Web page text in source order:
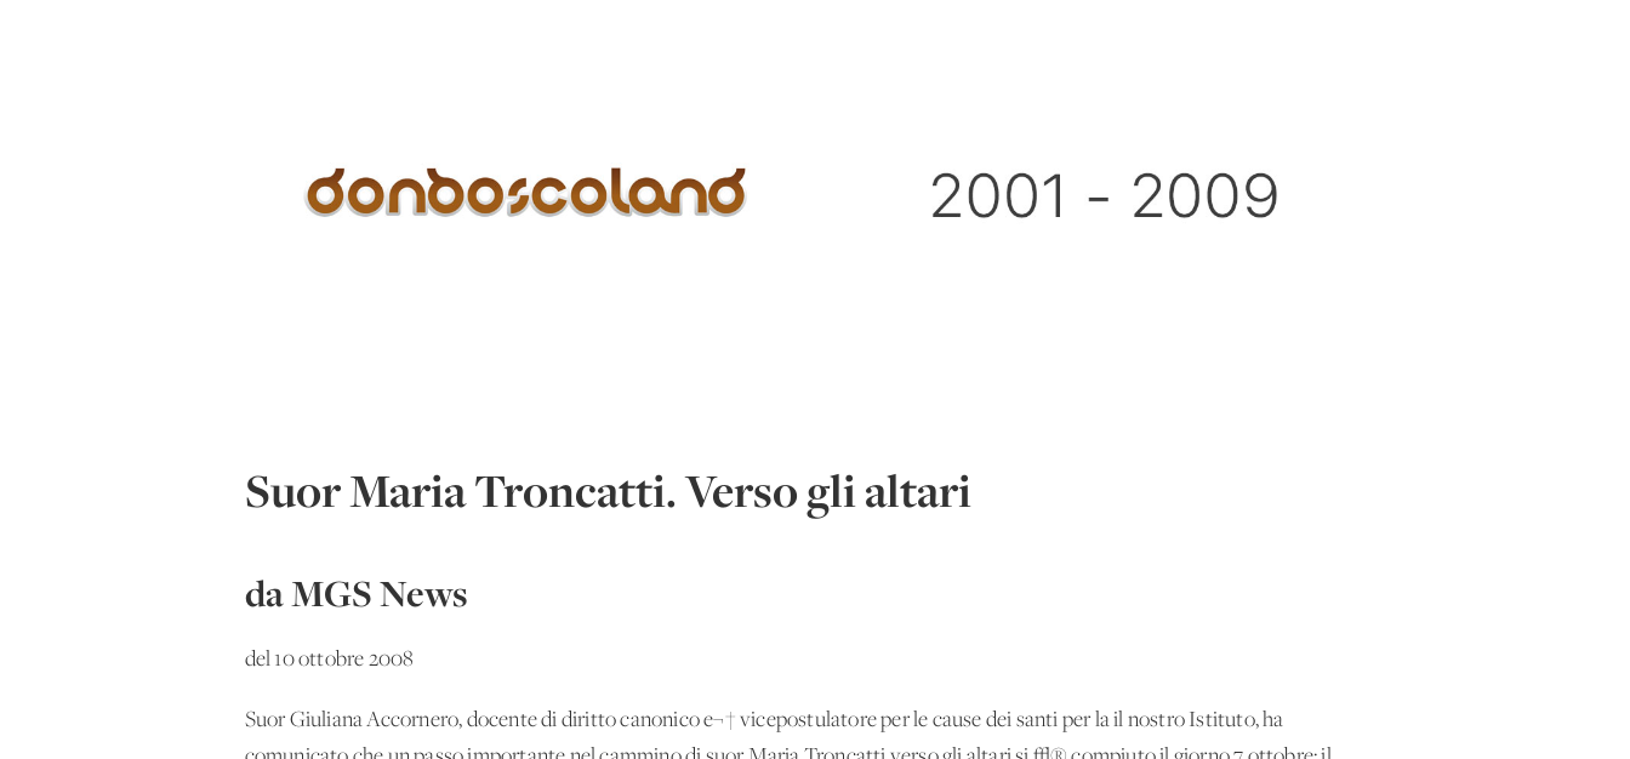
Suor Maria Troncatti. Verso gli altari
da MGS News
del 10 ottobre 2008
Suor Giuliana Accornero, docente di diritto canonico e¬† vicepostulatore per le cause dei santi per la il nostro Istituto, ha